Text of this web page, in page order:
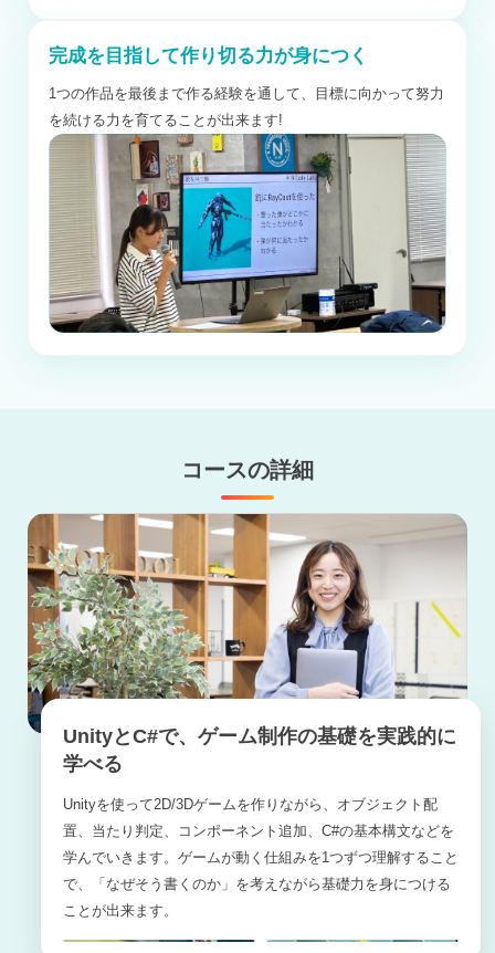
完成を目指して作り切る力が身につく
1つの作品を最後まで作る経験を通して、目標に向かって努力
を続ける力を育てることが出来ます!
コースの詳細
UnityとC#で、ゲーム制作の基礎を実践的に
学べる
Unityを使って2D/3Dゲームを作りながら、オブジェクト配
置、当たり判定、コンポーネント追加、C#の基本構文などを
学んでいきます。ゲームが動く仕組みを1つずつ理解すること
で、「なぜそう書くのか」を考えながら基礎力を身につける
ことが出来ます。